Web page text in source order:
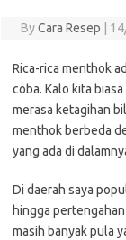
ByCara Resep
Rica-rica menthok
coba. Kalo kita
merasa ketagihan
menthok berbeda
yang ada di
Di daerah saya
hingga
masih banyak pula